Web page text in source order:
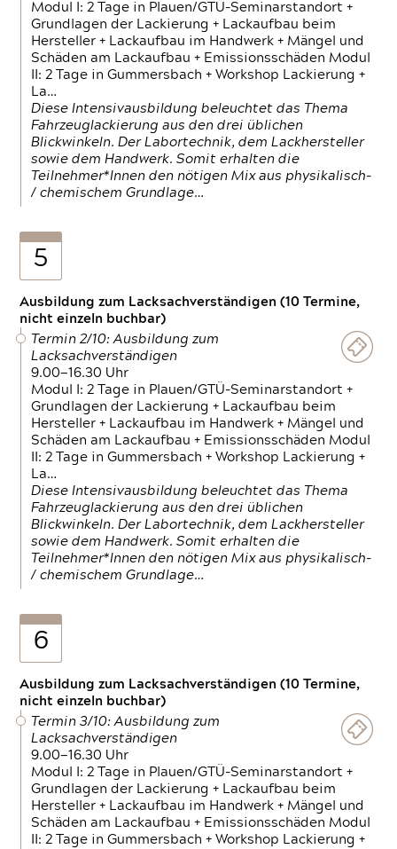
Modul I: 2 Tage in Plauen/GTÜ-Seminarstandort +
Grundlagen der Lackierung + Lackaufbau beim
Hersteller + Lackaufbau im Handwerk + Mängel und
Schäden am Lackaufbau + Emissionsschäden Modul
II: 2 Tage in Gummersbach + Workshop Lackierung +
La…
Diese Intensivausbildung beleuchtet das Thema
Fahrzeuglackierung aus den drei üblichen
Blickwinkeln. Der Labortechnik, dem Lackhersteller
sowie dem Handwerk. Somit erhalten die
Teilnehmer*Innen den nötigen Mix aus physikalisch-
/ chemischem Grundlage…
5
Ausbildung zum Lacksachverständigen (10 Termine,
nicht einzeln buchbar)
Termin 2/10: Ausbildung zum
Lacksachverständigen
9.00—16.30 Uhr
Modul I: 2 Tage in Plauen/GTÜ-Seminarstandort +
Grundlagen der Lackierung + Lackaufbau beim
Hersteller + Lackaufbau im Handwerk + Mängel und
Schäden am Lackaufbau + Emissionsschäden Modul
II: 2 Tage in Gummersbach + Workshop Lackierung +
La…
Diese Intensivausbildung beleuchtet das Thema
Fahrzeuglackierung aus den drei üblichen
Blickwinkeln. Der Labortechnik, dem Lackhersteller
sowie dem Handwerk. Somit erhalten die
Teilnehmer*Innen den nötigen Mix aus physikalisch-
/ chemischem Grundlage…
6
Ausbildung zum Lacksachverständigen (10 Termine,
nicht einzeln buchbar)
Termin 3/10: Ausbildung zum
Lacksachverständigen
9.00—16.30 Uhr
Modul I: 2 Tage in Plauen/GTÜ-Seminarstandort +
Grundlagen der Lackierung + Lackaufbau beim
Hersteller + Lackaufbau im Handwerk + Mängel und
Schäden am Lackaufbau + Emissionsschäden Modul
II: 2 Tage in Gummersbach + Workshop Lackierung +